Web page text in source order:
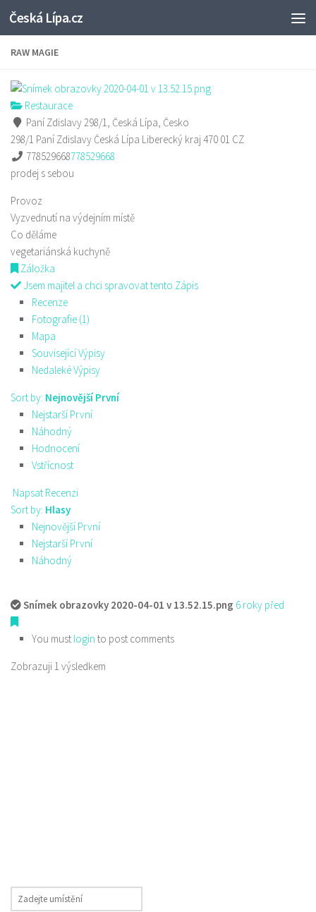
Skip to content
Česká Lípa.cz
RAW MAGIE
Restaurace
Paní Zdislavy 298/1, Česká Lípa, Česko
298/1 Paní Zdislavy Česká Lípa Liberecký kraj470 01 CZ
778529668778529668
prodej s sebou
Provoz
Vyzvednutí na výdejním místě
Co děláme
vegetariánská kuchyně
Záložka
Jsem majitel a chci spravovat tento Zápis
Recenze
Fotografie (1)
Mapa
Související Výpisy
Nedaleké Výpisy
Sort by: Nejnovější První
Nejstarší První
Náhodný
Hodnocení
Vstřícnost
Napsat Recenzi
Sort by: Hlasy
Nejnovější První
Nejstarší První
Náhodný
Snímek obrazovky 2020-04-01 v 13.52.15.png 6 roky před
You must login to post comments
Zobrazuji 1 výsledkem